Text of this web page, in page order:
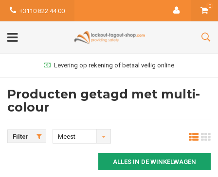
+3110 822 44 00
0
Levering op rekening of betaal veilig online
Producten getagd met multi-
colour
Filter
Meest
ALLES IN DE WINKELWAGEN